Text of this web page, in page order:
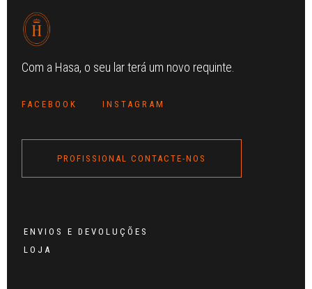
Com a Hasa, o seu lar terá um novo requinte.
FACEBOOK INSTAGRAM
PROFISSIONAL CONTACTE-NOS
ENVIOS E DEVOLUÇÕES
LOJA